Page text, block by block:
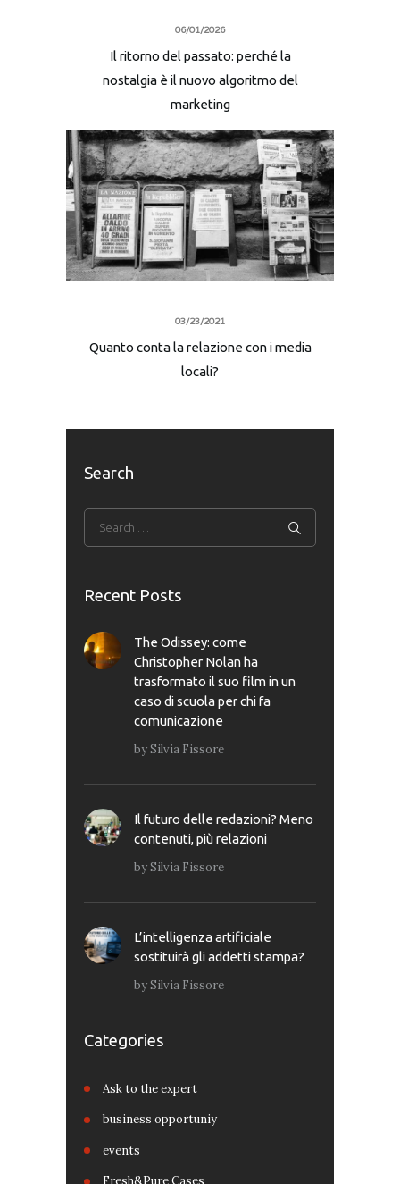
06/01/2026
Il ritorno del passato: perché la
nostalgia è il nuovo algoritmo del
marketing
03/23/2021
Quanto conta la relazione con i media
locali?
Search
Recent Posts
The Odissey: come
Christopher Nolan ha
trasformato il suo film in un
caso di scuola per chi fa
comunicazione
bySilvia Fissore
Il futuro delle redazioni? Meno
contenuti, più relazioni
bySilvia Fissore
L’intelligenza artificiale
sostituirà gli addetti stampa?
bySilvia Fissore
Categories
Ask to the expert
business opportuniy
events